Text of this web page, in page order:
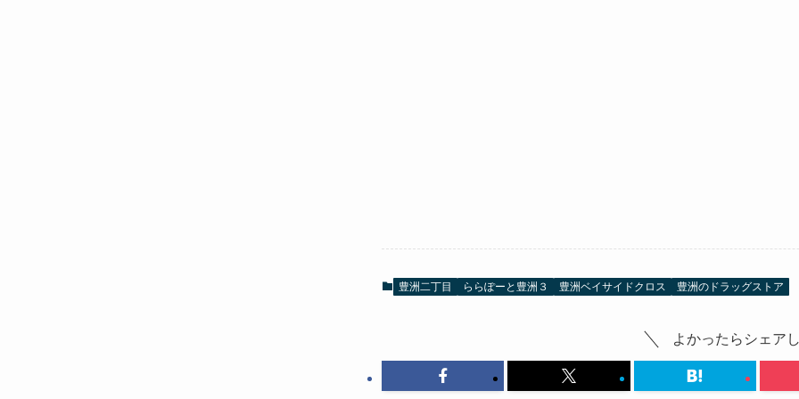
豊洲二丁目 ららぽーと豊洲３ 豊洲ベイサイドクロス 豊洲のドラッグストア
よかったらシェア